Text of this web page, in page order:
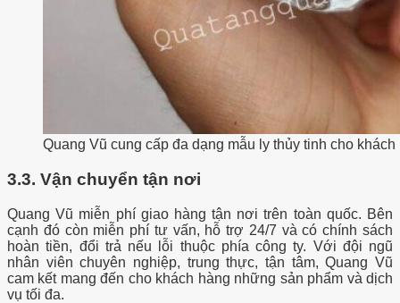
Quang Vũ cung cấp đa dạng mẫu ly thủy tinh cho khách
3.3. Vận chuyển tận nơi
Quang Vũ miễn phí giao hàng tận nơi trên toàn quốc. Bên
cạnh đó còn miễn phí tư vấn, hỗ trợ 24/7 và có chính sách
hoàn tiền, đổi trả nếu lỗi thuộc phía công ty. Với đội ngũ
nhân viên chuyên nghiệp, trung thực, tận tâm, Quang Vũ
cam kết mang đến cho khách hàng những sản phẩm và dịch
vụ tối đa.